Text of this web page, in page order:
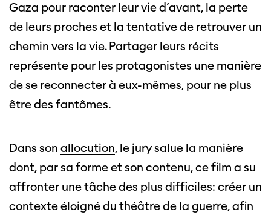
Gaza pour raconter leur vie d’avant, la perte
de leurs proches et la tentative de retrouver un
chemin vers la vie. Partager leurs récits
représente pour les protagonistes une manière
de se reconnecter à eux-mêmes, pour ne plus
être des fantômes.
Dans son allocution, le jury salue la manière
dont, par sa forme et son contenu, ce film a su
affronter une tâche des plus difficiles: créer un
contexte éloigné du théâtre de la guerre, afin